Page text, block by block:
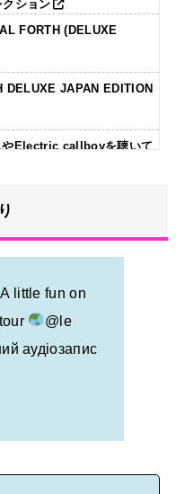
クション
FORTH (DELUXE
DELUXE JAPAN EDITION
やElectric callboyを聴いて
」グッズ販売決定
のパネル展が開催中
A little fun on
@le
аудіозапис